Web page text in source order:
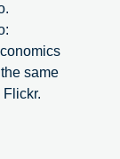
same